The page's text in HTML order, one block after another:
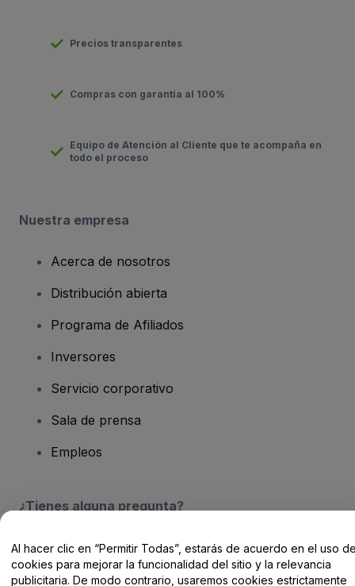
Precios transparentes
Compras con garantía al 100%
Equipo de Atención al Cliente que te acompaña en
todo el proceso
Nuestra empresa
Acerca de nosotros
Distribución abierta
Programa de Afiliados
Inversores
Servicio corporativo
Sala de prensa
Empleos
¿Tienes alguna pregunta?
Centro de Ayuda / Contacto
Al hacer clic en “Permitir Todas”, estarás de acuerdo en el uso
cookies para mejorar la funcionalidad del sitio y la relevancia
publicitaria. De modo contrario, usaremos cookies estrictamente